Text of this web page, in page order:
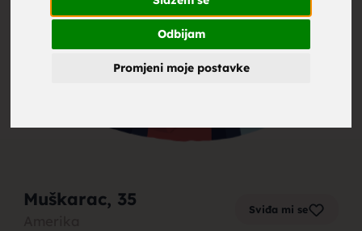
Odbijam
Promjeni moje postavke
Muškarac, 35 Sviđa mi se
zene za
brak,